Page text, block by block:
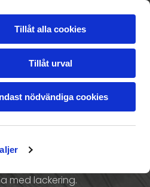
Tillåt alla cookies
Tillåt urval
nödvändiga cookies
BESIKTNING
SKADA
med lackering.